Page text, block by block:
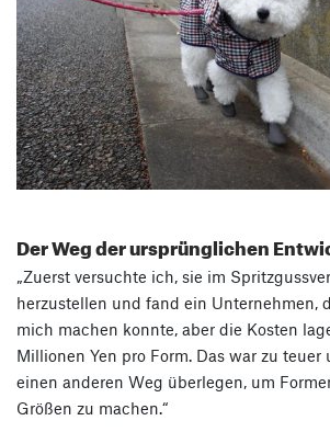
Der Weg der ursprünglichen
„Zuerst versuchte ich, sie im
herzustellen und fand ein Unternehmen,
mich machen konnte, aber die Kosten
Millionen Yen pro Form. Das war zu
einen anderen Weg überlegen, um
Größen zu machen.“